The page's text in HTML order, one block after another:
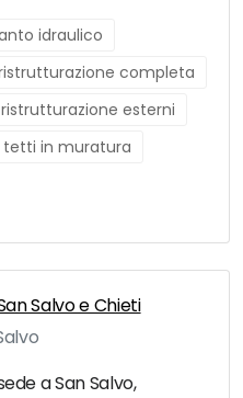
idraulico
completa
ristrutturazione esterni
tetti in muratura
Salvo e Chieti
a San Salvo,